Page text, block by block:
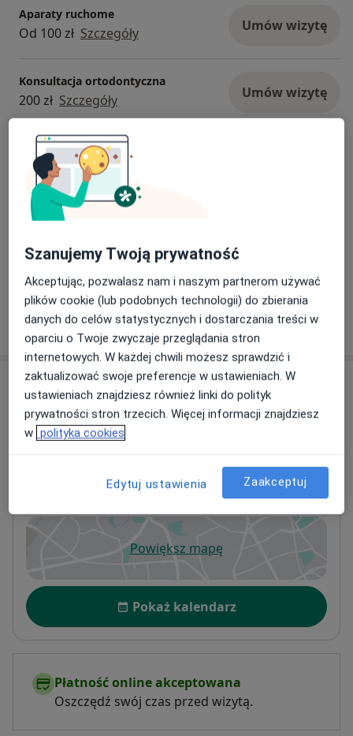
Aparaty ruchome
Od 100 zł Szczegóły Umów wizytę
Konsultacja ortodontyczna
200 zł Szczegóły Umów wizytę
Leczenie nagłego bólu zęba
Od 250 zł Szczegóły
Pakiet higienizacyjny
+ 4 usługi
W jaki sposób ustalane są ceny?
Adresy (2)
Adres 1 Adres 2
KW DENT Stomatologia i ortodoncja
, 03-507Warszawa
Powiększ mapęotwiera się w nowej karcie
Dostępność
Pokaż kalendarz
Płatność online akceptowana
Oszczędź swój czas przed wizytą.
Szanujemy Twoją prywatność
Akceptując, pozwalasz nam i naszym partnerom używać
plików cookie (lub podobnych technologii) do zbierania
danych do celów statystycznych i dostarczania treści w
oparciu o Twoje zwyczaje przeglądania stron
internetowych. W każdej chwili możesz sprawdzić i
zaktualizować swoje preferencje w ustawieniach. W
ustawieniach znajdziesz również linki do polityk
prywatności stron trzecich. Więcej informacji znajdziesz
w polityka cookies
Edytuj ustawienia Zaakceptuj